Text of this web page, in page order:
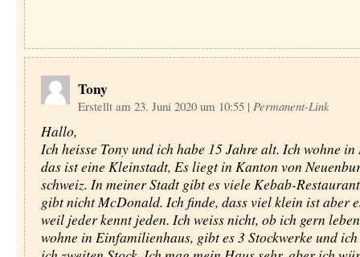
Tony
Erstellt am 23. Juni 2020 um 10:55 | Permanent-Link
Hallo,
Ich heisse Tony und ich habe 15 Jahre alt. Ich wohne
das ist eine Kleinstadt, Es liegt in Kanton von
schweiz. In meiner Stadt gibt es viele Kebab-
gibt nicht McDonald. Ich finde, dass viel klein ist aber
weil jeder kennt jeden. Ich weiss nicht, ob ich gern
wohne in Einfamilienhaus, gibt es 3 Stockwerke und